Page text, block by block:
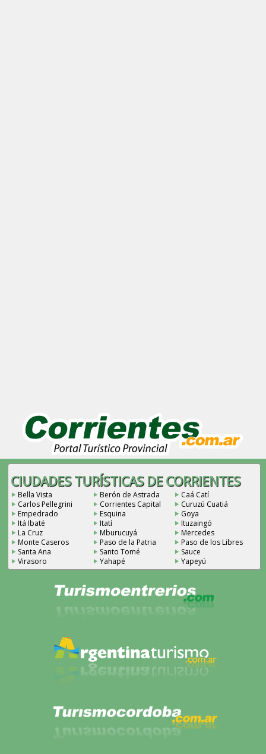
CIUDADES TURÍSTICAS DE CORRIENTES
Bella Vista Berón de Astrada
Caá Catí
Carlos Pellegrini
Corrientes Capital
Curuzú Cuatiá
Empedrado
Esquina
Goya
Itá Ibaté
Itatí
Ituzaingó
La Cruz
Mburucuyá
Mercedes
Monte Caseros
Paso de la Patria
Paso de los Libres
Santa Ana
Santo Tomé
Sauce
Virasoro
Yahapé Yapeyú